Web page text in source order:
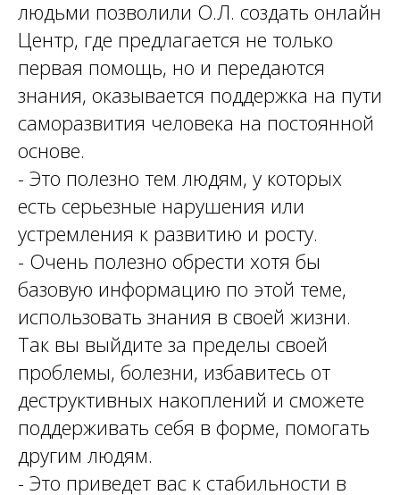
людьми позволили О.Л. создать онлайн
Центр, где предлагается не только
первая помощь, но и передаются
знания, оказывается поддержка на пути
саморазвития человека на постоянной
основе.
- Это полезно тем людям, у которых
есть серьезные нарушения или
устремления к развитию и росту.
- Очень полезно обрести хотя бы
базовую информацию по этой теме,
использовать знания в своей жизни.
Так вы выйдите за пределы своей
проблемы, болезни, избавитесь от
деструктивных накоплений и сможете
поддерживать себя в форме, помогать
другим людям.
- Это приведет вас к стабильности в